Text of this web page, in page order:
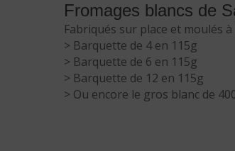
Fromages blancs de
Fabriqués sur place et moulés
> Barquette de 4 en 115g
> Barquette de 6 en 115g
> Barquette de 12 en 115g
> Ou encore le gros blanc de